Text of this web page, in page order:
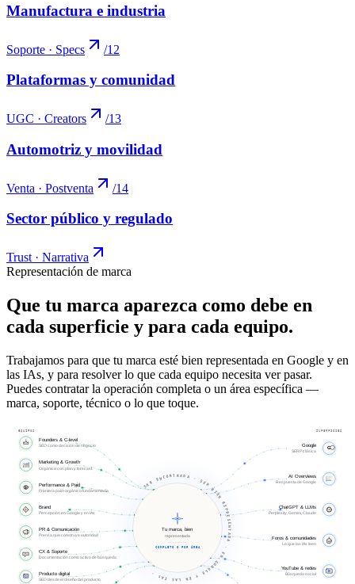
Manufactura e industria
Soporte · Specs /12
Plataformas y comunidad
UGC · Creators /13
Automotriz y movilidad
Venta · Postventa /14
Sector público y regulado
Trust · Narrativa
Representación de marca
Que tu marca aparezca como debe en
cada superficie y para cada equipo.
Trabajamos para que tu marca esté bien representada en Google y en
las IAs, y para resolver lo que cada equipo necesita ver pasar.
Puedes contratar la operación completa o un área específica —
marca, soporte, técnico o lo que toque.
SER ENCONTRADA · SER BIEN REPRESENTADA
·
EN GOOGLE Y EN LAS IAs
·
Tu marca, bien
representada
COMPLETO O POR ÁREA
Founders & C-level
SEO como decisión de negocio
Marketing & Growth
Orgánico con plan y forecast
$
Performance & Paid
Frontera paid-orgánico fundamentada
Brand
Percepción en Google y en IAs
PR & Comunicación
Prensa que construye autoridad
CX & Soporte
Documentación como activo de búsqueda
Producto digital
SEO desde el diseño del producto
G
Google
SERP clásica
AI Overviews
Respuesta de Google
ChatGPT & LLMs
Perplexity, Gemini, Claude
Foros & comunidades
Lo que las IAs leen
YouTube & redes
Búsqueda social
EQUIPOS SUPERFICIES